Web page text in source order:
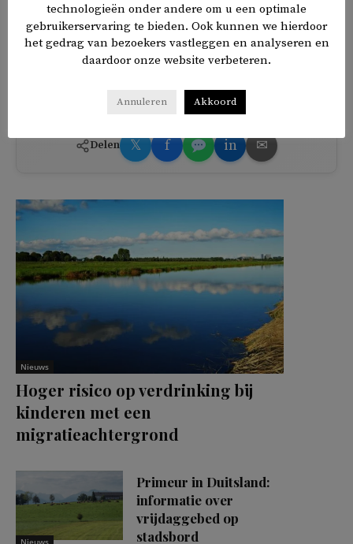
gevoelig bij conservatieve moslims, die de achterban van
de PJD vormen. De Marokkaanse regering ijvert mede
daarom voor de oprichting van een Palestijnse staat, met
Delen 𝕏 f in ✉
Nieuws
Hoger risico op verdrinking bij
kinderen met een
migratieachtergrond
Nieuws
Primeur in Duitsland:
informatie over
vrijdaggebed op
stadsbord
technologieën onder andere om u een optimale
gebruikerservaring te bieden. Ook kunnen we hierdoor
het gedrag van bezoekers vastleggen en analyseren en
daardoor onze website verbeteren.
Annuleren Akkoord